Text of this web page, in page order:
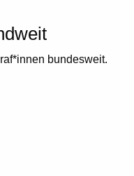
bundesweit.